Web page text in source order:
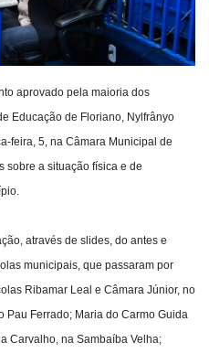
aprovado pela maioria dos
Educação de Floriano, Nylfrânyo
feira, 5, na Câmara Municipal de
sobre a situação física e de
através de slides, do antes e
municipais, que passaram por
Ribamar Leal e Câmara Júnior, no
Pau Ferrado; Maria do Carmo Guida
Carvalho, na Sambaíba Velha;